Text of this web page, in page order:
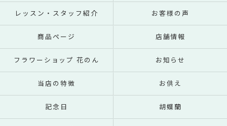
レッスン・スタッフ紹介 お客様の声
商品ページ 店舗情報
フラワーショップ 花のん お知らせ
当店の特徴 お供え
記念日 胡蝶蘭